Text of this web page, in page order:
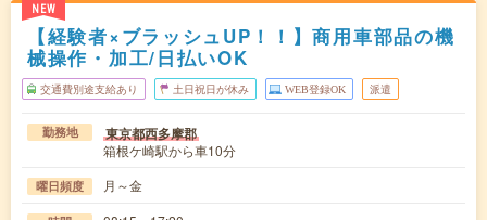
NEW
【経験者×ブラッシュUP！！】商用車部品の機
械操作・加工/日払いOK
交通費別途支給あり 土日祝日が休み WEB登録OK 派遣
勤務地 東京都西多摩郡
箱根ケ崎駅から車10分
曜日頻度 月～金